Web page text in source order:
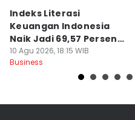
Indeks Literasi
Keuangan Indonesia
Naik Jadi 69,57 Persen di
2026
10 Agu 2026, 18:15 WIB
Business